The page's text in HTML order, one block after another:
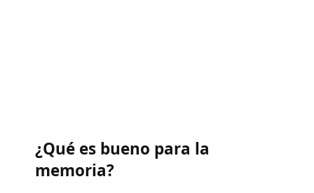
¿Qué es bueno para la
memoria?